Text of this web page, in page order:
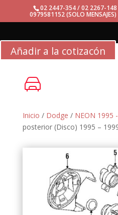
02 2447-354 / 02 2267-148
0979581152 (SOLO MENSAJES)
Añadir a la cotizacón
Inicio / Dodge / NEON 1995
posterior (Disco) 1995 –